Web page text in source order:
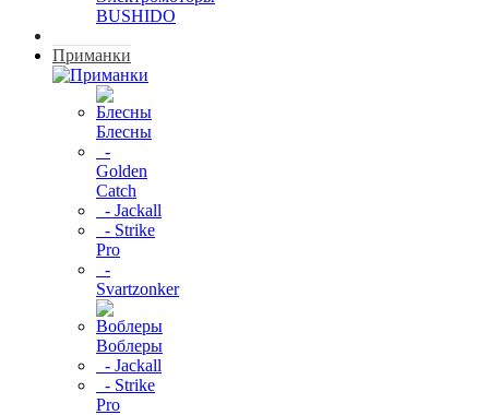
BUSHIDO
Приманки
Блесны
-
Golden
Catch
- Jackall
- Strike
Pro
-
Svartzonker
Воблеры
- Jackall
- Strike
Pro